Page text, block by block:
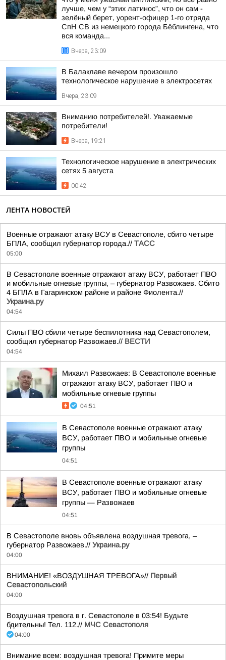
лучше, чем у “этих латинос”, что он сам -
зелёный берет, уорент-офицер 1-го отряда
СпН СВ из немецкого города Бёблингена, что
вся команда...
Вчера, 23:09
В Балаклаве вечером произошло
технологическое нарушение в электросетях
Вчера, 23:09
Вниманию потребителей!. Уважаемые
потребители!
Вчера, 19:21
Технологическое нарушение в электрических
сетях 5 августа
00:42
ЛЕНТА НОВОСТЕЙ
Военные отражают атаку ВСУ в Севастополе, сбито четыре
БПЛА, сообщил губернатор города.// ТАСС
05:00
В Севастополе военные отражают атаку ВСУ, работает ПВО
и мобильные огневые группы, – губернатор Развожаев. Сбито
4 БПЛА в Гагаринском районе и районе Фиолента.//
Украина.ру
04:54
Силы ПВО сбили четыре беспилотника над Севастополем,
сообщил губернатор Развожаев.// ВЕСТИ
04:54
Михаил Развожаев: В Севастополе военные
отражают атаку ВСУ, работает ПВО и
мобильные огневые группы
04:51
В Севастополе военные отражают атаку
ВСУ, работает ПВО и мобильные огневые
группы
04:51
В Севастополе военные отражают атаку
ВСУ, работает ПВО и мобильные огневые
группы — Развожаев
04:51
В Севастополе вновь объявлена воздушная тревога, –
губернатор Развожаев.// Украина.ру
04:00
ВНИМАНИЕ! «ВОЗДУШНАЯ ТРЕВОГА»// Первый
Севастопольский
04:00
Воздушная тревога в г. Севастополе в 03:54! Будьте
бдительны! Тел. 112.// МЧС Севастополя
04:00
Внимание всем: воздушная тревога! Примите меры